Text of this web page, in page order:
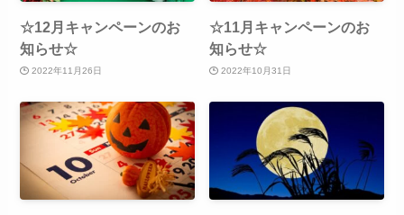
☆12月キャンペーンのお
知らせ☆
2022年11月26日
☆11月キャンペーンのお
知らせ☆
2022年10月31日